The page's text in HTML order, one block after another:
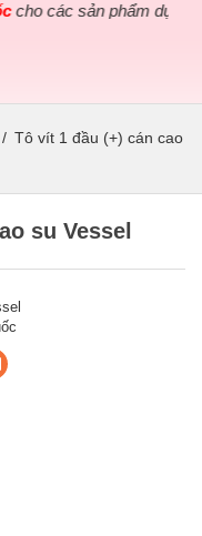
các sản phẩm dụng cụ
/ Tô vít 1 đầu (+) cán cao
su Vessel